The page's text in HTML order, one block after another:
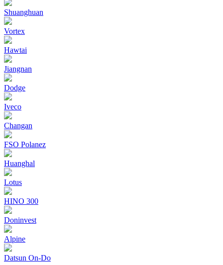
Shuanghuan
Vortex
Hawtai
Jiangnan
Dodge
Iveco
Changan
FSO Polanez
Huanghal
Lotus
HINO 300
Doninvest
Alpine
Datsun On-Do